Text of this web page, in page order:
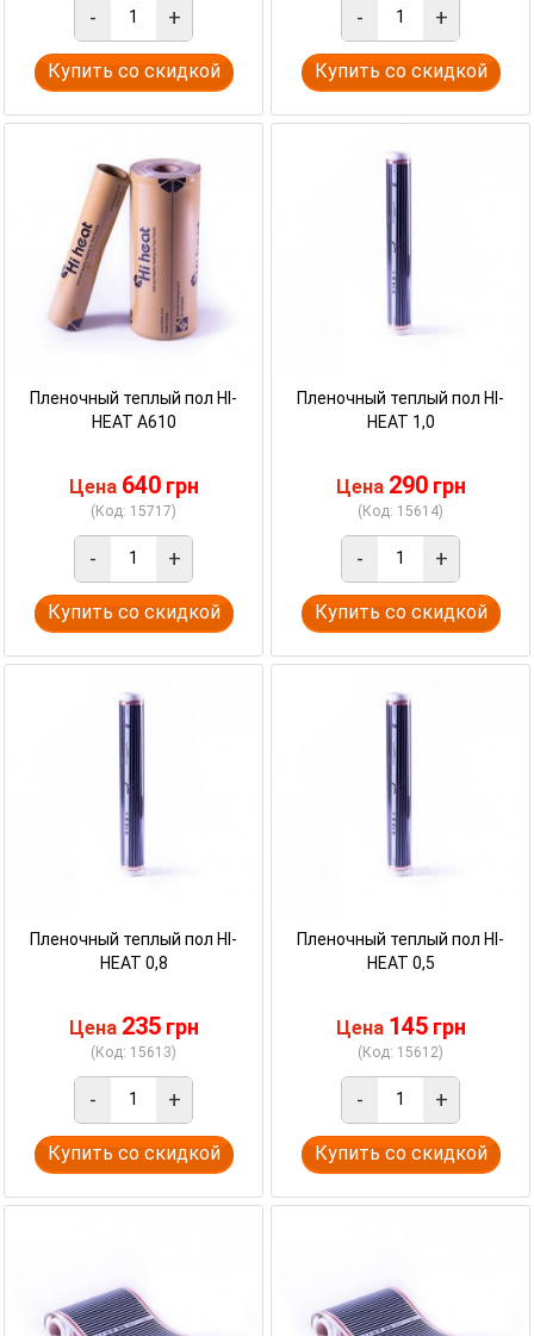
- +
Купить со скидкой
- +
Купить со скидкой
Пленочный теплый пол HI-
HEAT A610
Цена 640 грн
(Код: 15717)
- +
Купить со скидкой
Пленочный теплый пол HI-
HEAT 1,0
Цена 290 грн
(Код: 15614)
- +
Купить со скидкой
Пленочный теплый пол HI-
HEAT 0,8
Цена 235 грн
(Код: 15613)
- +
Купить со скидкой
Пленочный теплый пол HI-
HEAT 0,5
Цена 145 грн
(Код: 15612)
- +
Купить со скидкой